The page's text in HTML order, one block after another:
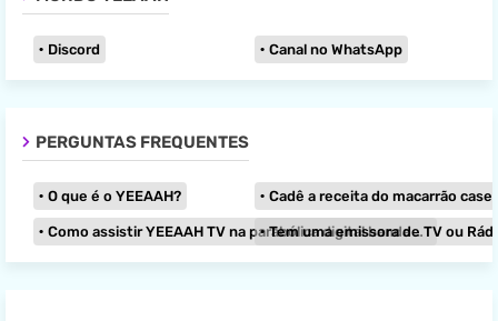
Discord Canal no WhatsApp
PERGUNTAS FREQUENTES
O que é o YEEAAH? Cadê a receita do macarrão caseiro
Como assistir YEEAAH TV na parabólica digital banda KU?
Tem uma emissora de TV ou Rádio